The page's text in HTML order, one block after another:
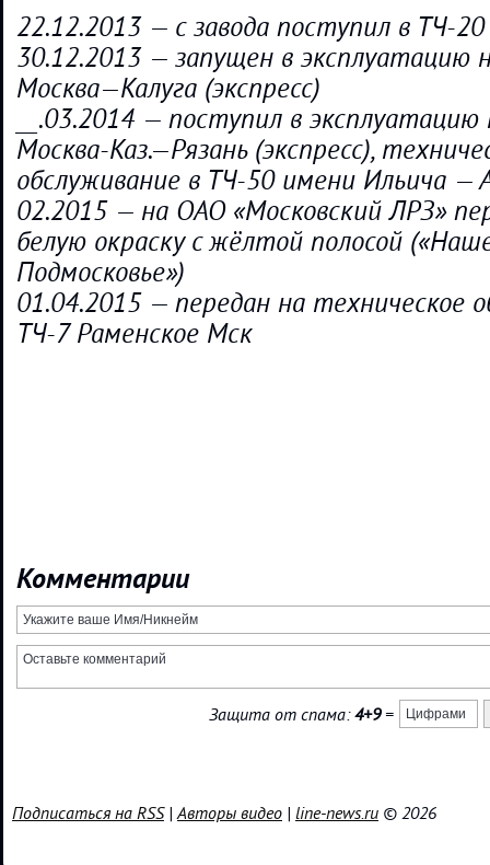
22.12.2013 — с завода поступил в ТЧ-
30.12.2013 — запущен в эксплуатацию
Москва—Калуга (экспресс)
__.03.2014 — поступил в
Москва-Каз.—Рязань (экспресс),
обслуживание в ТЧ-50 имени Ильича —
02.2015 — на ОАО «Московский ЛРЗ»
белую окраску с жёлтой полосой
Подмосковье»)
01.04.2015 — передан на техническое
ТЧ-7 Раменское Мск
Комментарии
Защита от спама:4+9=
Подписаться на RSS|Авторы видео | line-news.ru © 2026